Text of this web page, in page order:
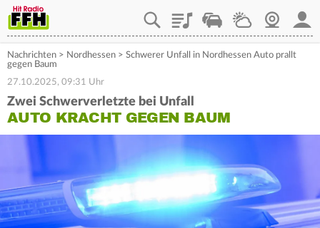
PlaylistStaupilotWetterWebcam
Nachrichten > Nordhessen > Schwerer Unfall in Nordhessen Auto prallt
gegen Baum
27.10.2025, 09:31 Uhr
Zwei Schwerverletzte bei Unfall
AUTO KRACHT GEGEN BAUM